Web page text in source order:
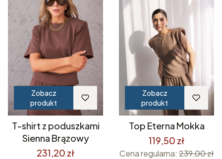
Zobacz
produkt
T-shirt z poduszkami
Sienna Brązowy
231,20 zł
Zobacz
produkt
Top Eterna Mokka
119,50 zł
Cena regularna: 239,00 zł